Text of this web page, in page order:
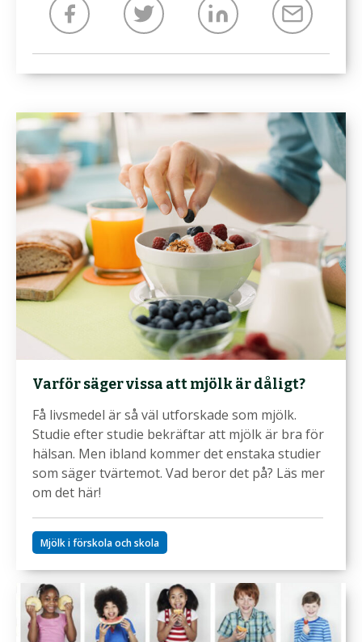
Varför säger vissa att mjölk är dåligt?
Få livsmedel är så väl utforskade som mjölk.
Studie efter studie bekräftar att mjölk är bra för
hälsan. Men ibland kommer det enstaka studier
som säger tvärtemot. Vad beror det på? Läs mer
om det här!
Mjölk i förskola och skola